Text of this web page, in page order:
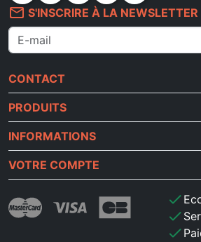
mail_outline S'INSCRIRE À LA NEWSLETTER
CONTACT
PRODUITS
INFORMATIONS
VOTRE COMPTE
check
check
check